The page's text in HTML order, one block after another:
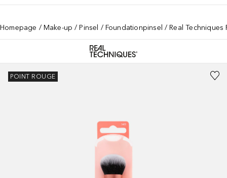
Homepage Make-up Pinsel Foundationpinsel Real Techniques
POINT ROUGE